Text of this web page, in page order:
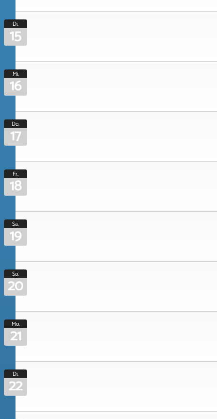
Di.
15
Mi.
16
Do.
17
Fr.
18
Sa.
19
So.
20
Mo.
21
Di.
22